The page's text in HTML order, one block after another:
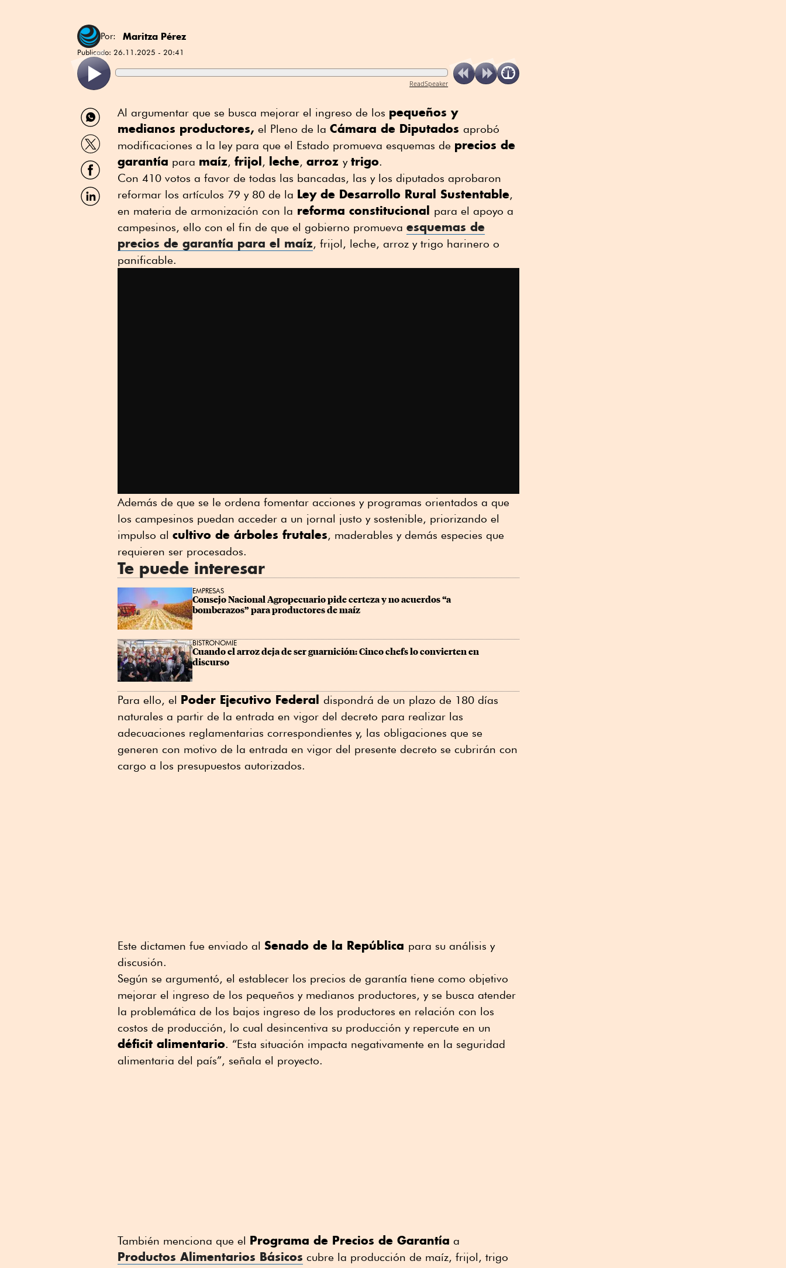
Por: Maritza Pérez
Publicado: 26.11.2025 - 20:41
ReadSpeaker
Compartir
por
WhatsApp
Compartir
por
Twitter
Compartir
por
Facebook
Compartir
por
Al argumentar que se busca mejorar el ingreso de los pequeños y
medianos productores, el Pleno de la Cámara de Diputados aprobó
modificaciones a la ley para que el Estado promueva esquemas de precios de
garantía para maíz, frijol, leche, arroz y trigo.
Con 410 votos a favor de todas las bancadas, las y los diputados aprobaron
reformar los artículos 79 y 80 de la Ley de Desarrollo Rural Sustentable,
en materia de armonización con la reforma constitucional para el apoyo a
campesinos, ello con el fin de que el gobierno promueva esquemas de
precios de garantía para el maíz, frijol, leche, arroz y trigo harinero o
panificable.
Además de que se le ordena fomentar acciones y programas orientados a que
los campesinos puedan acceder a un jornal justo y sostenible, priorizando el
impulso al cultivo de árboles frutales, maderables y demás especies que
requieren ser procesados.
Te puede interesar
EMPRESAS
Consejo Nacional Agropecuario pide certeza y no acuerdos “a
bomberazos” para productores de maíz
BISTRONOMIE
Cuando el arroz deja de ser guarnición: Cinco chefs lo convierten en
discurso
Para ello, el Poder Ejecutivo Federal dispondrá de un plazo de 180 días
naturales a partir de la entrada en vigor del decreto para realizar las
adecuaciones reglamentarias correspondientes y, las obligaciones que se
generen con motivo de la entrada en vigor del presente decreto se cubrirán con
cargo a los presupuestos autorizados.
Este dictamen fue enviado al Senado de la República para su análisis y
discusión.
Según se argumentó, el establecer los precios de garantía tiene como objetivo
mejorar el ingreso de los pequeños y medianos productores, y se busca atender
la problemática de los bajos ingreso de los productores en relación con los
costos de producción, lo cual desincentiva su producción y repercute en un
déficit alimentario. “Esta situación impacta negativamente en la seguridad
alimentaria del país”, señala el proyecto.
También menciona que el Programa de Precios de Garantía a
Productos Alimentarios Básicos cubre la producción de maíz, frijol, trigo